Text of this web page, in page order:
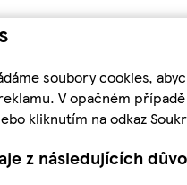
soubory cookies,
V opačném
kliknutím na odkaz
z následujících